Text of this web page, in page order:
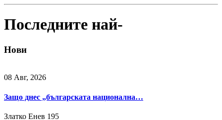
Последните най-
Нови
08 Авг, 2026
Защо днес „българската национална…
Златко Енев 195